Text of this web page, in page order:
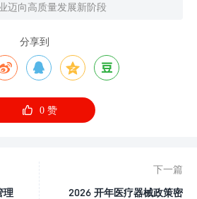
迈向高质量发展新阶段
分享到
  
 0赞
理
下一篇
2026 开年医疗器械政策密